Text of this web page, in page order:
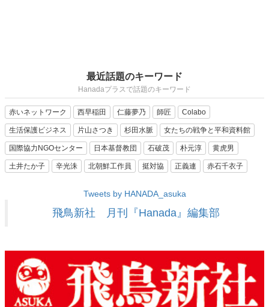
最近話題のキーワード
Hanadaプラスで話題のキーワード
赤いネットワーク 西早稲田 仁藤夢乃 師匠 Colabo
生活保護ビジネス 片山さつき 杉田水脈 女たちの戦争と平和資料館
国際協力NGOセンター 日本基督教団 石破茂 朴元淳 黄虎男
土井たか子 辛光洙 北朝鮮工作員 挺対協 正義連 赤石千衣子
Tweets by HANADA_asuka
飛鳥新社 月刊『Hanada』編集部